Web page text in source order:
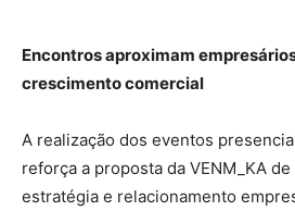
Encontros aproximam
crescimento comercial
A realização dos eventos
reforça a proposta da VENM_KA
estratégia e relacionamento